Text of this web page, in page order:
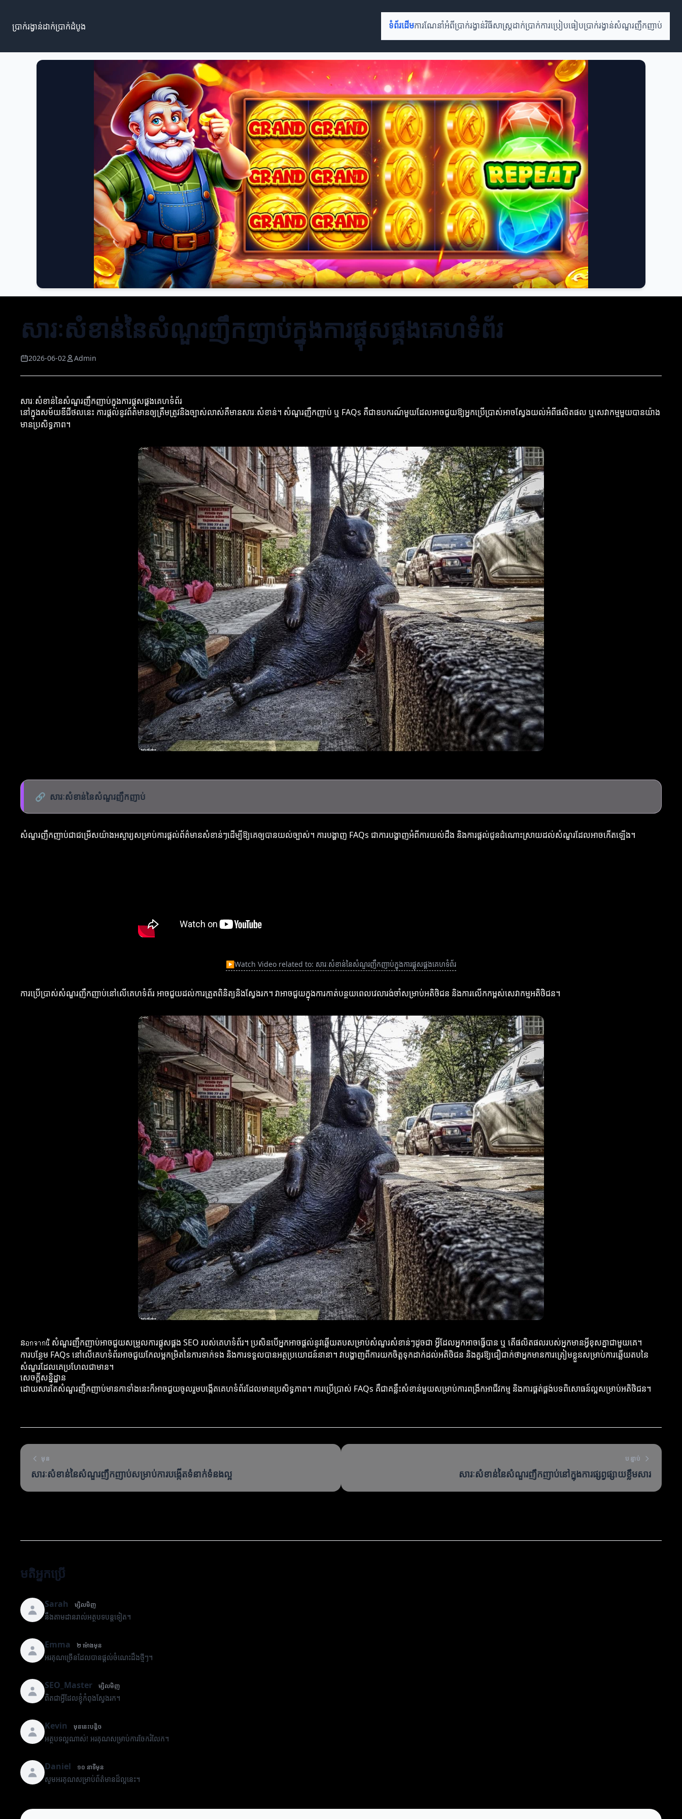
ប្រាក់រង្វាន់ដាក់ប្រាក់ដំបូង ទំព័រដើមការណែនាំអំពីប្រាក់រង្វាន់វិធីសាស្ត្រដាក់ប្រាក់ការប្រៀបធៀបប្រាក់រង្វាន់សំណួរញឹកញាប់
សារៈសំខាន់នៃសំណួរញឹកញាប់ក្នុងការផ្គុសផ្គងគេហទំព័រ
2026-06-02 Admin
សារៈសំខាន់នៃសំណួរញឹកញាប់ក្នុងការផ្គុសផ្គងគេហទំព័រ
នៅក្នុងសម័យឌីជីថលនេះ ការផ្តល់នូវព័ត៌មានឲ្យត្រឹមត្រូវនិងច្បាស់លាស់គឺមានសារៈសំខាន់។ សំណួរញឹកញាប់ ឬ FAQs គឺជាឧបករណ៍មួយដែលអាចជួយឱ្យអ្នកប្រើប្រាស់អាចស្វែងយល់អំពីផលិតផល ឬសេវាកម្មមួយបានយ៉ាង
មានប្រសិទ្ធភាព។
🔗 សារៈសំខាន់នៃសំណួរញឹកញាប់
សំណួរញឹកញាប់ជាជម្រើសយ៉ាងអស្ចារ្យសម្រាប់ការផ្តល់ព័ត៌មានសំខាន់ៗដើម្បីឱ្យគេឲ្យបានយល់ច្បាស់។ ការបង្ហាញ FAQs ជាការបង្ហាញអំពីការយល់ដឹង និងការផ្តល់ជូនដំណោះស្រាយដល់សំណួរដែលអាចកើតឡើង។
▶Watch Video related to: សារៈសំខាន់នៃសំណួរញឹកញាប់ក្នុងការផ្គុសផ្គងគេហទំព័រ
ការប្រើប្រាស់សំណួរញឹកញាប់នៅលើគេហទំព័រ អាចជួយដល់ការត្រួតពិនិត្យនិងស្វែងរក។ វាអាចជួយក្នុងការកាត់បន្ថយពេលវេលារង់ចាំសម្រាប់អតិថិជន និងការលើកកម្ពស់សេវាកម្មអតិថិជន។
នอกจากนี้ សំណួរញឹកញាប់អាចជួយសម្រួលការផ្គុសផ្គង SEO របស់គេហទំព័រ។ ប្រសិនបើអ្នកអាចផ្តល់នូវឆ្លើយតបសម្រាប់សំណួរសំខាន់ៗដូចជា អ្វីដែលអ្នកអាចធ្វើបាន ឬ តើផលិតផលរបស់អ្នកមានអ្វីខុសគ្នាជាមួយគេ។
ការបន្ថែម FAQs នៅលើគេហទំព័រអាចជួយកែលម្អកម្រិតនៃការទាក់ទង និងការទទួលបានអត្ថប្រយោជន៍នានា។ វាបង្ហាញពីការយកចិត្តទុកដាក់ដល់អតិថិជន និងគួរឱ្យជឿជាក់ថាអ្នកមានការត្រៀមខ្លួនសម្រាប់ការឆ្លើយតបនៃ
សំណួរដែលគេប្រហែលជាមាន។
សេចក្ដីសន្និដ្ឋាន
ដោយសារតែសំណួរញឹកញាប់មានកាទាំងនេះក៏អាចជួយចូលរួមបង្កើតគេហទំព័រដែលមានប្រសិទ្ធភាព។ ការប្រើប្រាស់ FAQs គឺជាគន្លឹះសំខាន់មួយសម្រាប់ការពង្រីកអាជីវកម្ម និងការផ្គត់ផ្គង់បទពិសោធន៍ល្អសម្រាប់អតិថិជន។
មុន
សារៈសំខាន់នៃសំណួរញឹកញាប់សម្រាប់ការបង្កើតទំនាក់ទំនងល្អ
បន្ទាប់
សារៈសំខាន់នៃសំណួរញឹកញាប់នៅក្នុងការផ្សព្វផ្សាយខ្លឹមសារ
មតិអ្នកប្រើ
Sarah ម្សិលមិញ
នឹងតាមដានរាល់អត្ថបទបន្តទៀត។
Emma ២ ម៉ោងមុន
អរគុណច្រើនដែលបានផ្តល់ចំណេះដឹងថ្មីៗ។
SEO_Master ម្សិលមិញ
ពិតជាអ្វីដែលខ្ញុំកំពុងស្វែងរក។
Kevin មុននេះបន្តិច
អត្ថបទល្អណាស់! អរគុណសម្រាប់ការចែករំលែក។
Daniel ១០ នាទីមុន
សូមអរគុណសម្រាប់ព័ត៌មានដ៏ល្អនេះ។